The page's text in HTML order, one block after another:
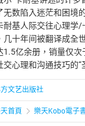
无数陷入迷茫和困境
耐基人际交往心理学
几十年间被翻译成全
1.5亿余册，销量仅次
心理和沟通技巧的“
文艺出版社
首頁 樂天Kobo電子